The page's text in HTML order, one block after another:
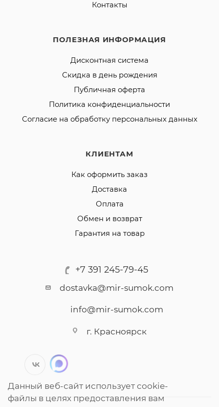
Контакты
ПОЛЕЗНАЯ ИНФОРМАЦИЯ
Дисконтная система
Скидка в день рождения
Публичная оферта
Политика конфиденциальности
Согласие на обработку персональных данных
КЛИЕНТАМ
Как оформить заказ
Доставка
Оплата
Обмен и возврат
Гарантия на товар
+7 391 245-79-45
dostavka@mir-sumok.com
info@mir-sumok.com
г. Красноярск
Данный веб-сайт использует cookie-
файлы в целях предоставления вам